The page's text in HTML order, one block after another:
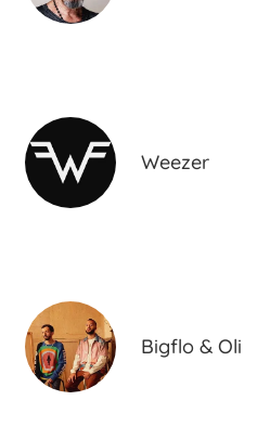
Weezer
Bigflo & Oli